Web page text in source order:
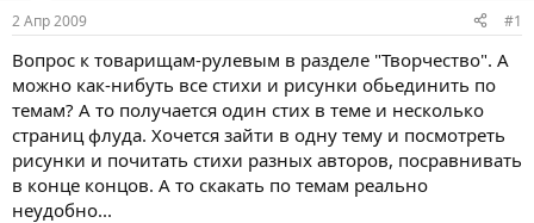
а
2 Апр 2009 #1
Вопрос к товарищам-рулевым в разделе "Творчество". А
можно как-нибуть все стихи и рисунки обьединить по
темам? А то получается один стих в теме и несколько
страниц флуда. Хочется зайти в одну тему и посмотреть
рисунки и почитать стихи разных авторов, посравнивать
в конце концов. А то скакать по темам реально
неудобно...